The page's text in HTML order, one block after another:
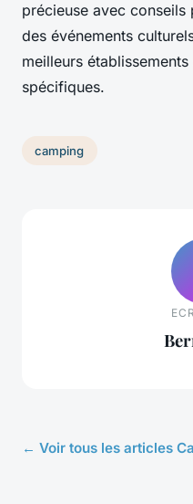
précieuse avec conseils
des événements
meilleurs
spécifiques.
camping
← Voir tous les articles